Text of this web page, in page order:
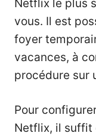
Netflix le plus
vous. Il est
foyer
vacances, à
procédure sur
Pour
Netflix, il suffit